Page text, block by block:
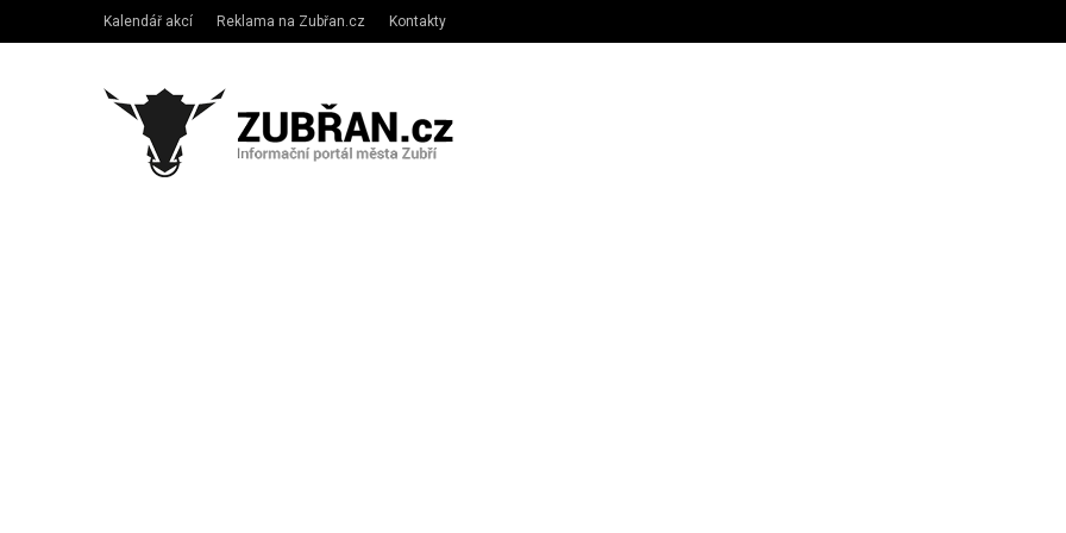
Kalendář akcí Reklama na Zubřan.cz Kontakty